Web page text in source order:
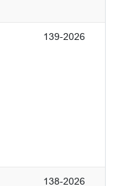
139-2026
138-2026